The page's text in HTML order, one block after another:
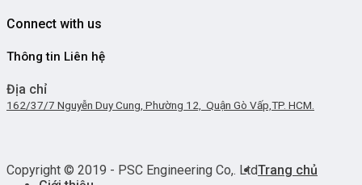
Connect with us
Thông tin Liên hệ
Địa chỉ
162/37/7 Nguyễn Duy Cung, Phường 12, Quận Gò Vấp,TP. HCM.
Copyright © 2019 - PSC Engineering Co,. LtdTrang chủ